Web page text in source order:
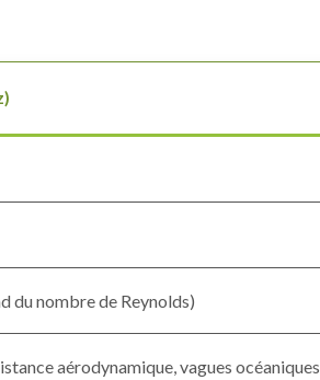
du nombre de Reynolds)
aérodynamique, vagues océaniques